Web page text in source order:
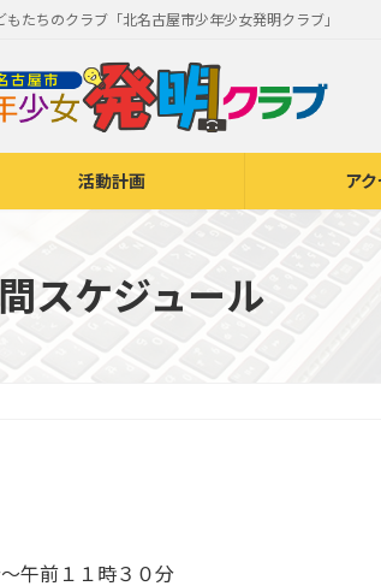
たちのクラブ「北名古屋市少年少女発明クラブ」
活動計画 ア
スケジュール
午前１１時３０分